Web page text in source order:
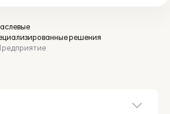
решения